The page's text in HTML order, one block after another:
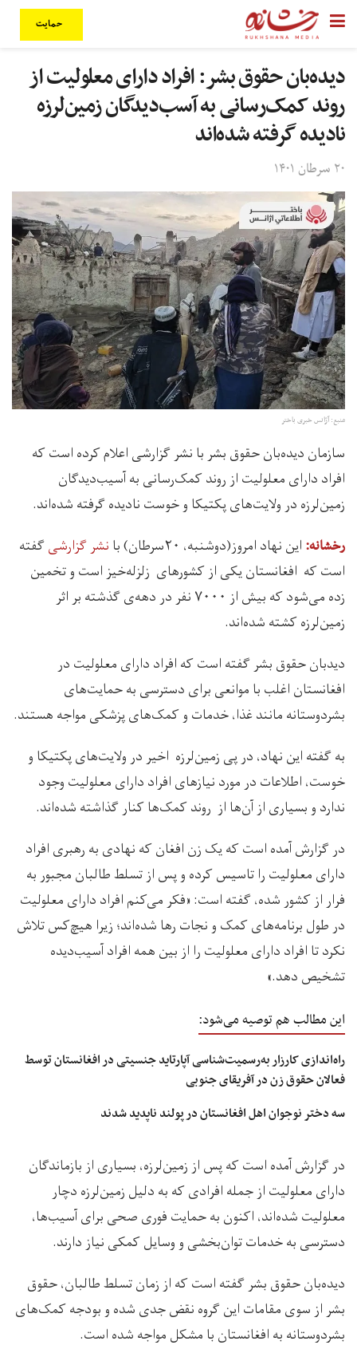
حمایت
دیده‌بان حقوق بشر: افراد دارای معلولیت از
روند کمک‌رسانی به آسب‌دیدگان زمین‌لرزه
نادیده گرفته شده‌اند
۲۰ سرطان ۱۴۰۱
منبع: آژانس خبری باختر
سازمان دیده‌بان حقوق بشر با نشر گزارشی اعلام کرده است که
افراد دارای معلولیت از روند کمک‌رسانی به آسیب‌دیدگان
زمین‌لرزه در ولایت‌های پکتیکا و خوست نادیده گرفته شده‌اند.
رخشانه: این نهاد امروز(دوشنبه، ۲۰سرطان) با نشر گزارشیگفته
است که افغانستان یکی از کشورهای زلزله‌خیز است و تخمین
زده می‌شود که بیش از ۷۰۰۰ نفر در دهه‌ی گذشته بر اثر
زمین‌لرزه کشته شده‌اند.
دیدبان حقوق بشر گفته است که افراد دارای معلولیت در
افغانستان اغلب با موانعی برای دسترسی به حمایت‌های
بشردوستانه مانند غذا، خدمات و کمک‌های پزشکی مواجه هستند.
به گفته‌ این نهاد، در پی زمین‌لرزه‌ اخیر در ولایت‌های پکتیکا و
خوست، اطلاعات در مورد نیازهای افراد دارای معلولیت وجود
ندارد و بسیاری از آن‌ها از روند کمک‌ها کنار گذاشته شده‌اند.
در گزارش آمده است که یک زن افغان که نهادی به رهبری افراد
دارای معلولیت را تاسیس کرده و پس از تسلط طالبان مجبور به
فرار از کشور شده، گفته است: «فکر می‌کنم افراد دارای معلولیت
در طول برنامه‌های کمک و نجات رها شده‌اند؛ زیرا هیچ‌کس تلاش
نکرد تا افراد دارای معلولیت را از بین همه‌ افراد آسیب‌دیده
تشخیص دهد.»
این مطالب هم توصیه می‌شود:
راه‌اندازی کارزار به‌رسمیت‌شناسی آپارتاید جنسیتی در افغانستان توسط
فعالان حقوق زن در آفریقای جنوبی
سه دختر نوجوان اهل افغانستان در پولند ناپدید شدند
در گزارش آمده است که پس از زمین‌لرزه، بسیاری از بازماندگان
دارای معلولیت از جمله افرادی که به ‌دلیل زمین‌لرزه دچار
معلولیت شده‌اند، اکنون به حمایت فوری صحی برای آسیب‌ها،
دسترسی به خدمات توان‌بخشی و وسایل کمکی نیاز دارند.
دیده‌بان حقوق بشر گفته است که از زمان تسلط طالبان، حقوق
بشر از سوی مقامات این گروه نقض جدی شده و بودجه کمک‌های
بشردوستانه به افغانستان با مشکل مواجه شده است.